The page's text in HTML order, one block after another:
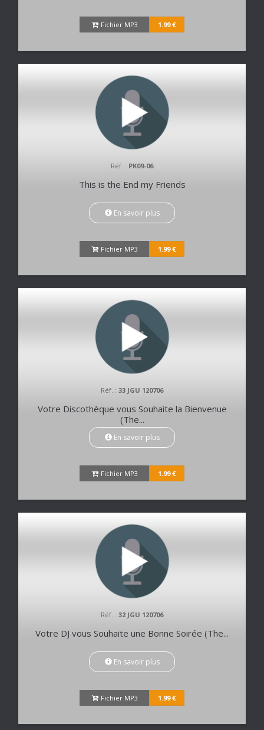
Fichier MP3 1.99 €
Réf. : PK09-06
This is the End my Friends
En savoir plus
Fichier MP3 1.99 €
Réf. : 33 JGU 120706
Votre Discothèque vous Souhaite la Bienvenue
(The...
En savoir plus
Fichier MP3 1.99 €
Réf. : 32 JGU 120706
Votre DJ vous Souhaite une Bonne Soirée (The...
En savoir plus
Fichier MP3 1.99 €